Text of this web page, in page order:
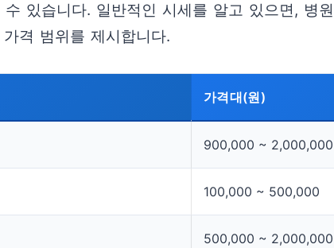
있습니다. 일반적인 시세를 알고 있으면, 병
격 범위를 제시합니다.
가격대(원)
900,000 ~ 2,000,000
100,000 ~ 500,000
500,000 ~ 2,000,000